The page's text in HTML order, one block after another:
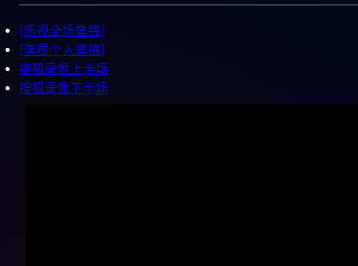
[乐视全场集锦]
[李根个人集锦]
搜狐录像上半场
搜狐录像下半场